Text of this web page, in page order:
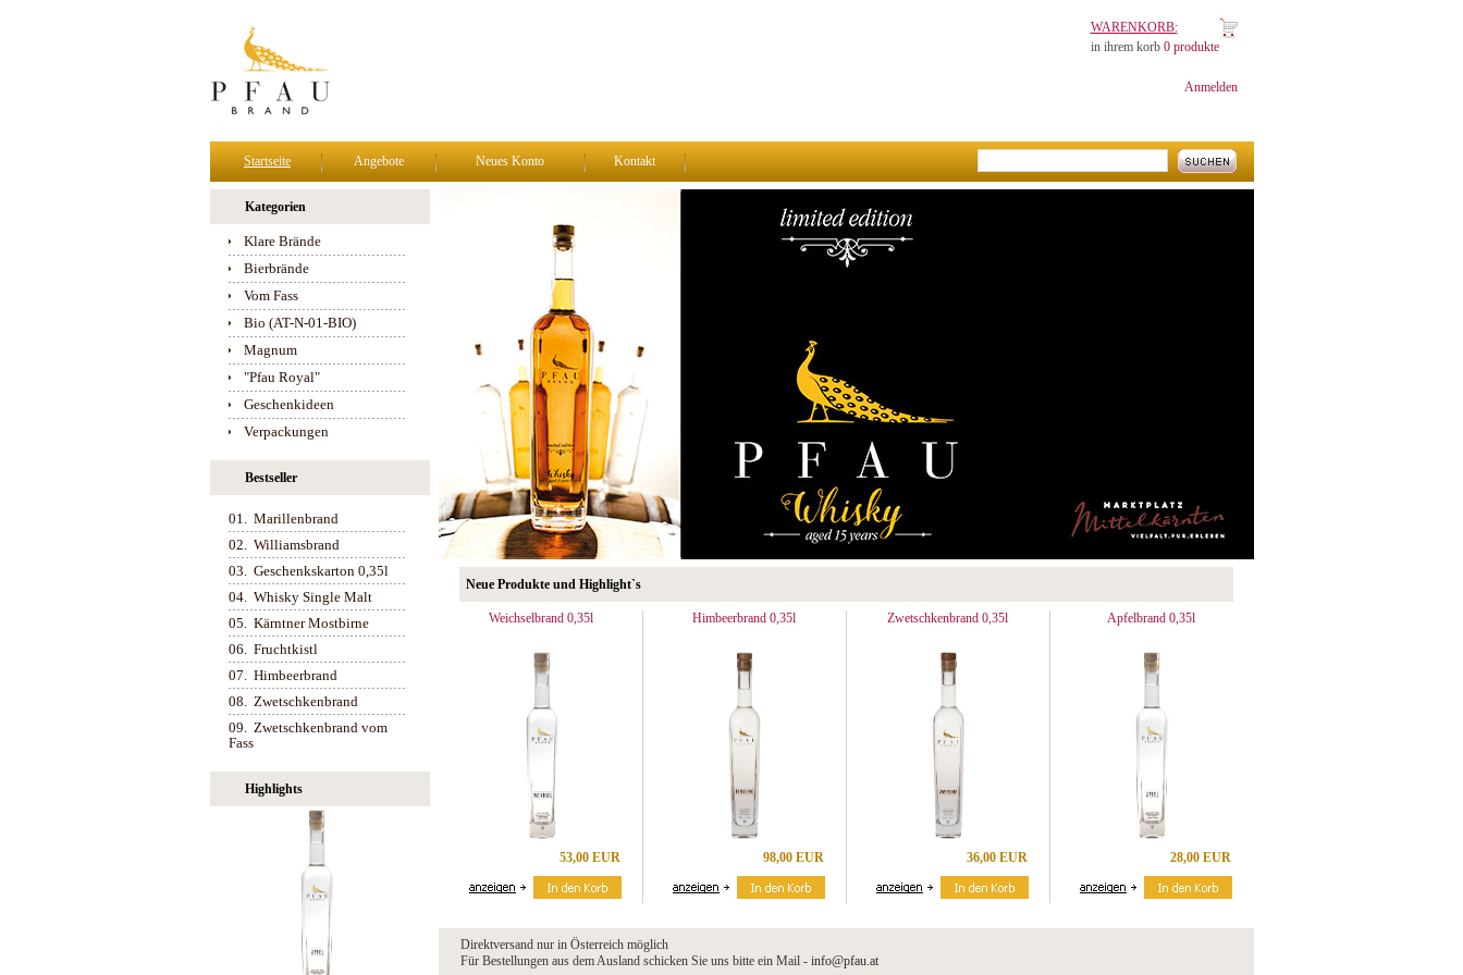
WARENKORB:
in ihrem korb 0 produkte
Anmelden
Startseite Angebote Neues Konto Kontakt
Kategorien
Klare Brände
Bierbrände
Vom Fass
Bio (AT-N-01-BIO)
Magnum
"Pfau Royal"
Geschenkideen
Verpackungen
Bestseller
01. Marillenbrand
02. Williamsbrand
03. Geschenkskarton 0,35l
04. Whisky Single Malt
05. Kärntner Mostbirne
06. Fruchtkistl
07. Himbeerbrand
08. Zwetschkenbrand
09. Zwetschkenbrand vom
Fass
Highlights
Neue Produkte und Highlight`s
Weichselbrand 0,35l
53,00 EUR
Himbeerbrand 0,35l
98,00 EUR
Zwetschkenbrand 0,35l
36,00 EUR
Apfelbrand 0,35l
28,00 EUR
Direktversand nur in Österreich möglich
Für Bestellungen aus dem Ausland schicken Sie uns bitte ein Mail - info@pfau.at